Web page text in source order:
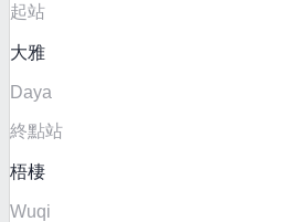
起站
大雅
Daya
終點站
梧棲
Wuqi